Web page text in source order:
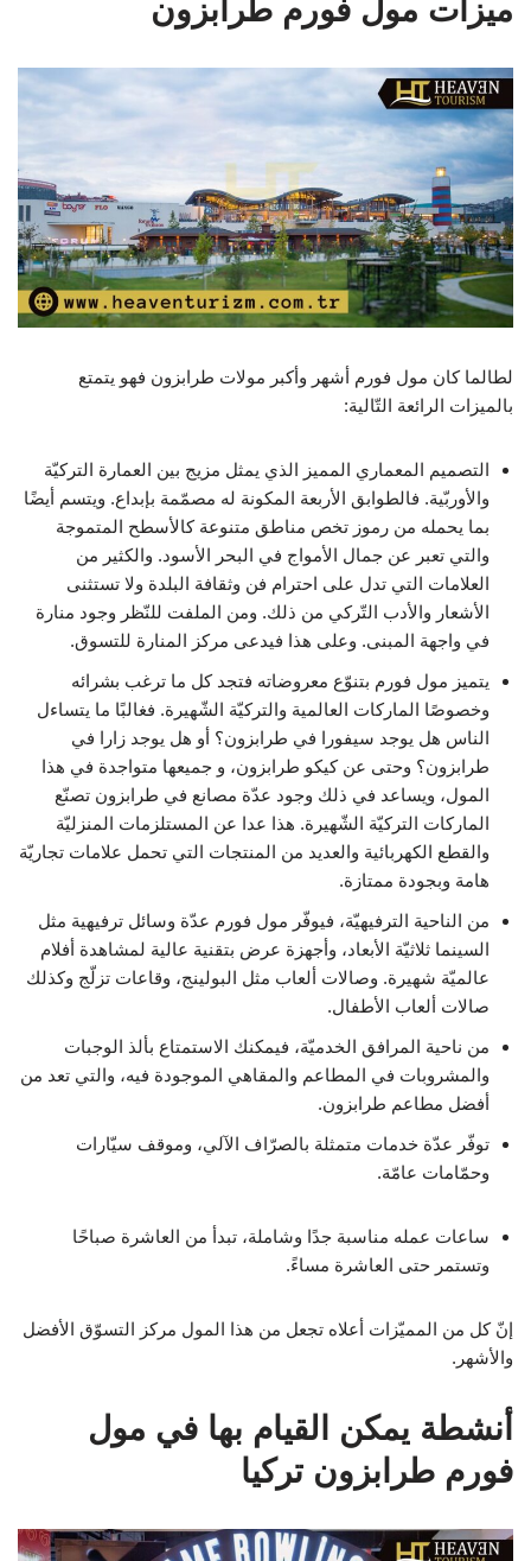
ميزات مول فورم طرابزون
لطالما كان مول فورم أشهر وأكبر مولات طرابزون فهو يتمتع
بالميزات الرائعة التّالية:
التصميم المعماري المميز الذي يمثل مزيج بين العمارة التركيّة
والأوربّية. فالطوابق الأربعة المكونة له مصمّمة بإبداع. ويتسم أيضًا
بما يحمله من رموز تخص مناطق متنوعة كالأسطح المتموجة
والتي تعبر عن جمال الأمواج في البحر الأسود. والكثير من
العلامات التي تدل على احترام فن وثقافة البلدة ولا تستثنى
الأشعار والأدب التّركي من ذلك. ومن الملفت للنّظر وجود منارة
في واجهة المبنى. وعلى هذا فيدعى مركز المنارة للتسوق.
يتميز مول فورم بتنوّع معروضاته فتجد كل ما ترغب بشرائه
وخصوصًا الماركات العالمية والتركيّة الشّهيرة. فغالبًا ما يتساءل
الناس هل يوجد سيفورا في طرابزون؟ أو هل يوجد زارا في
طرابزون؟ وحتى عن كيكو طرابزون، و جميعها متواجدة في هذا
المول، ويساعد في ذلك وجود عدّة مصانع في طرابزون تصنّع
الماركات التركيّة الشّهيرة. هذا عدا عن المستلزمات المنزليّة
والقطع الكهربائية والعديد من المنتجات التي تحمل علامات تجاريّة
هامة وبجودة ممتازة.
من الناحية الترفيهيّة، فيوفّر مول فورم عدّة وسائل ترفيهية مثل
السينما ثلاثيّة الأبعاد، وأجهزة عرض بتقنية عالية لمشاهدة أفلام
عالميّة شهيرة. وصالات ألعاب مثل البولينج، وقاعات تزلّج وكذلك
صالات ألعاب الأطفال.
من ناحية المرافق الخدميّة، فيمكنك الاستمتاع بألذ الوجبات
والمشروبات في المطاعم والمقاهي الموجودة فيه، والتي تعد من
أفضل مطاعم طرابزون.
توفّر عدّة خدمات متمثلة بالصرّاف الآلي، وموقف سيّارات
وحمّامات عامّة.
ساعات عمله مناسبة جدًا وشاملة، تبدأ من العاشرة صباحًا
وتستمر حتى العاشرة مساءً.
إنّ كل من المميّزات أعلاه تجعل من هذا المول مركز التسوّق الأفضل
والأشهر.
أنشطة يمكن القيام بها في مول
فورم طرابزون تركيا